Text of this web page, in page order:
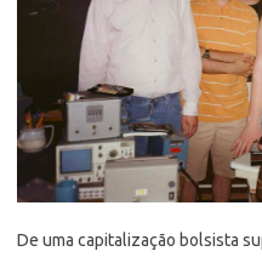
De uma capitalização bolsista